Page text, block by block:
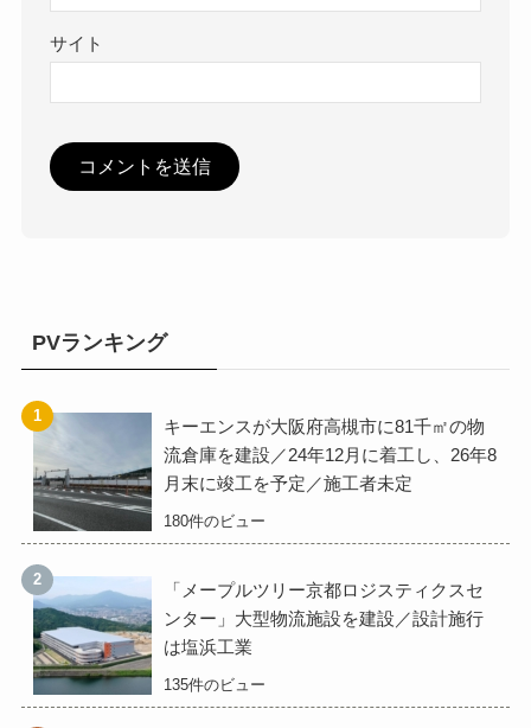
サイト
PVランキング
キーエンスが大阪府高槻市に81千㎡の物
流倉庫を建設／24年12月に着工し、26年8
月末に竣工を予定／施工者未定
180件のビュー
「メープルツリー京都ロジスティクスセ
ンター」大型物流施設を建設／設計施行
は塩浜工業
135件のビュー